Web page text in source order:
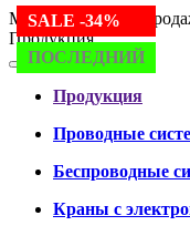
Мы работаем.
Продукция
Продукция
Проводные
Беспроводные
Краны с
SALE -30%
ПОСЛЕДНИЙ
SALE -24%
ПОСЛЕДНИЙ
SALE -30%
ПОСЛЕДНИЙ
SALE -34%
ПОСЛЕДНИЙ